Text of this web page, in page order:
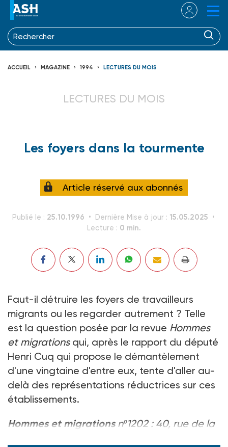
ACCUEIL MAGAZINE 1994 LECTURES DU MOIS
LECTURES DU MOIS
Les foyers dans la tourmente
Article réservé aux abonnés
Publié le : 25.10.1996 Dernière Mise à jour : 15.05.2025
Lecture : 0 min.
Faut-il détruire les foyers de travailleurs
migrants ou les regarder autrement ? Telle
est la question posée par la revue Hommes
et migrationsqui, après le rapport du député
Henri Cuq qui propose le démantèlement
d'une vingtaine d'entre eux, tente d'aller au-
delà des représentations réductrices sur ces
établissements.
Hommes et migrationsnº1202 : 40, rue de la